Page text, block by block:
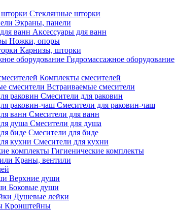
Стеклянные шторки
Экраны, панели
Аксессуары для ванн
Ножки, опоры
Карнизы, шторки
Гидромассажное оборудование
Комплекты смесителей
Встраиваемые смесители
Смесители для раковин
Смесители для раковин-чаш
Смесители для ванн
Смесители для душа
Смесители для биде
Смесители для кухни
Гигиенические комплекты
Краны, вентили
Верхние души
Боковые души
Душевые лейки
Кронштейны